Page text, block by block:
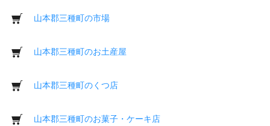
山本郡三種町の市場
山本郡三種町のお土産屋
山本郡三種町のくつ店
山本郡三種町のお菓子・ケーキ店